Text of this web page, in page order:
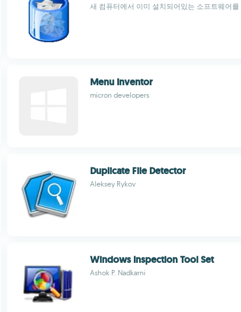
새 컴퓨터에서 이미 설치되어있는 소프트웨어를
Menu Inventor
micron developers
Duplicate File Detector
Aleksey Rykov
Windows Inspection Tool Set
Ashok P. Nadkarni